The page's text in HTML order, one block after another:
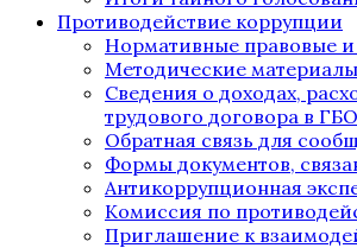
Противодействие коррупции
Нормативные правовые
Методические материалы
Сведения о доходах,
трудового договора в
Обратная связь для
Формы документов,
Антикоррупционная
Комиссия по
Приглашение к